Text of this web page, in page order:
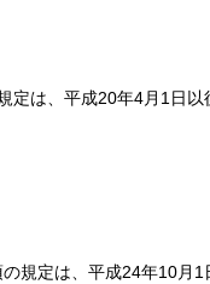
は、平成20年4月1日
規定は、平成24年10月1